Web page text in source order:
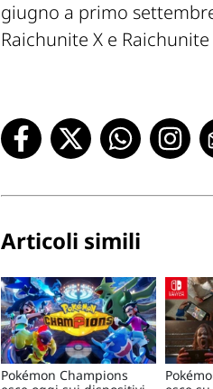
giugno a primo
Raichunite X e
Articoli simili
Pokémon Champions